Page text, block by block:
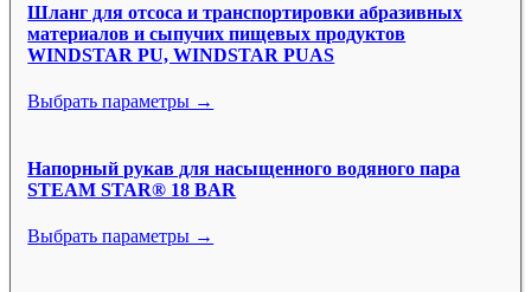
Шланг для отсоса и транспортировки абразивных
материалов и сыпучих пищевых продуктов
WINDSTAR PU, WINDSTAR PUAS
Выбрать параметры →
Напорный рукав для насыщенного водяного пара
STEAM STAR® 18 BAR
Выбрать параметры →